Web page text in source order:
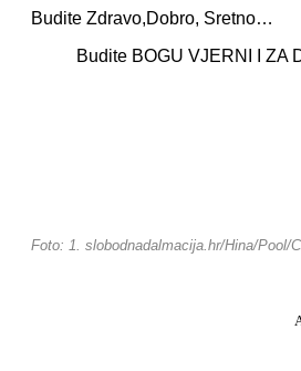
Budite Zdravo,Dobro, Sretno…
Budite BOGU VJERNI I ZA
Foto: 1. slobodnadalmacija.hr/Hina/Pool/